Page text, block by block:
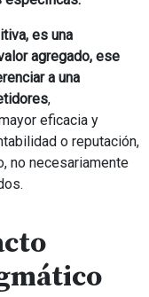
es una
agregado, ese
a una
,
eficacia y
o reputación,
no necesariamente